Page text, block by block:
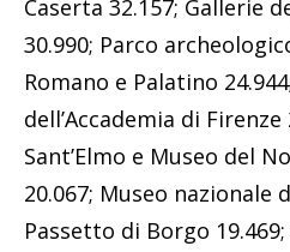
Caserta 32.157; Gallerie
30.990; Parco
Romano e Palatino
dell’Accademia di Firenze
Sant’Elmo e Museo del
20.067; Museo nazionale
Passetto di Borgo